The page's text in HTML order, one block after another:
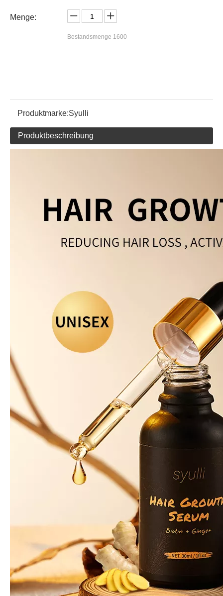
Menge:
Bestandsmenge 1600
Produktmarke:Syulli
Produktbeschreibung